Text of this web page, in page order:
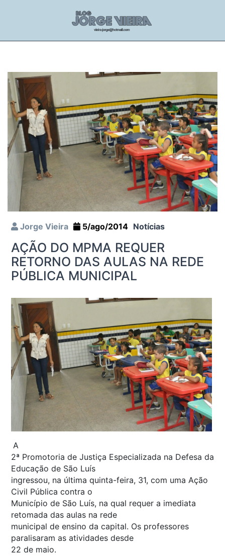
Jorge Vieira 5/ago/2014 Notícias
AÇÃO DO MPMA REQUER
RETORNO DAS AULAS NA REDE
PÚBLICA MUNICIPAL
A
2ª Promotoria de Justiça Especializada na Defesa da
Educação de São Luís
ingressou, na última quinta-feira, 31, com uma Ação
Civil Pública contra o
Município de São Luís, na qual requer a imediata
retomada das aulas na rede
municipal de ensino da capital. Os professores
paralisaram as atividades desde
22 de maio.